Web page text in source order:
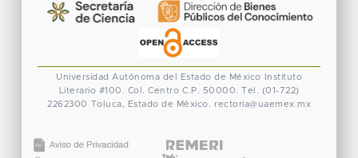
Universidad Autónoma del Estado de México
Instituto
Literario #100. Col. Centro C.P. 50000. Tel. (01-722)
2262300
Toluca, Estado de México. rectoria@uaemex.mx